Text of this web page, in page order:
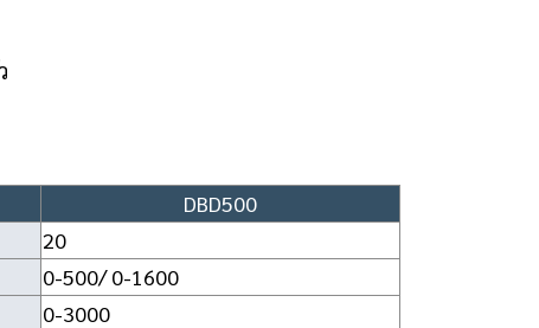
DBD500
20
0-500/ 0-1600
0-3000